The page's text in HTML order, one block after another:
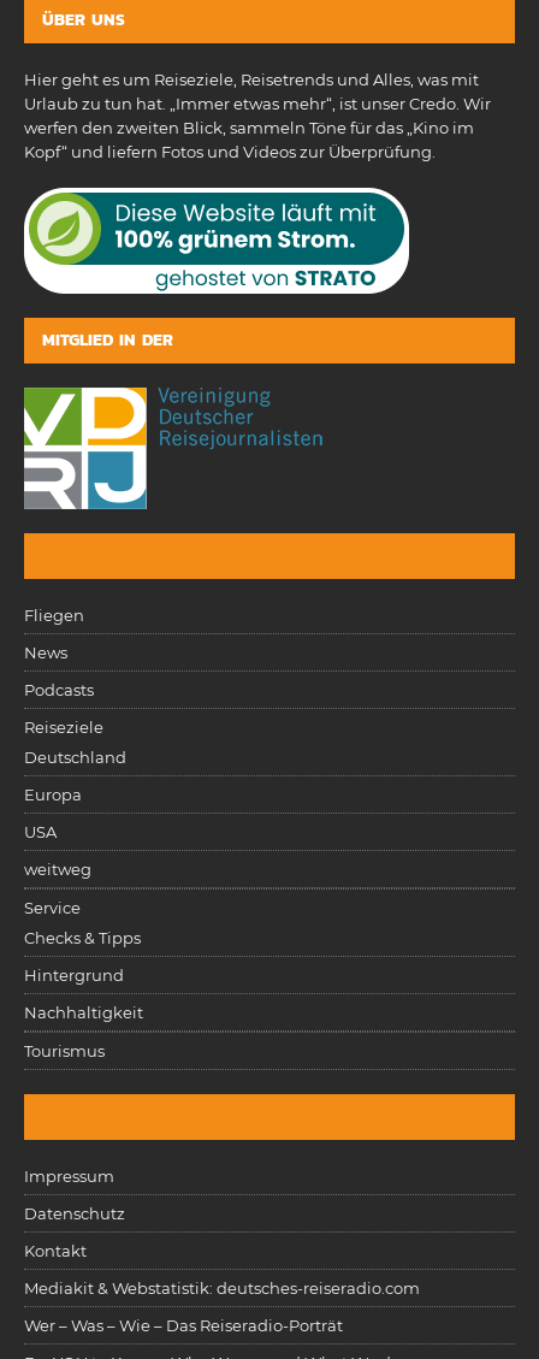
ÜBER UNS
Hier geht es um Reiseziele, Reisetrends und Alles, was mit
Urlaub zu tun hat. „Immer etwas mehr“, ist unser Credo. Wir
werfen den zweiten Blick, sammeln Töne für das „Kino im
Kopf“ und liefern Fotos und Videos zur Überprüfung.
MITGLIED IN DER
Fliegen
News
Podcasts
Reiseziele
Deutschland
Europa
USA
weitweg
Service
Checks & Tipps
Hintergrund
Nachhaltigkeit
Tourismus
Impressum
Datenschutz
Kontakt
Mediakit & Webstatistik: deutsches-reiseradio.com
Wer – Was – Wie – Das Reiseradio-Porträt